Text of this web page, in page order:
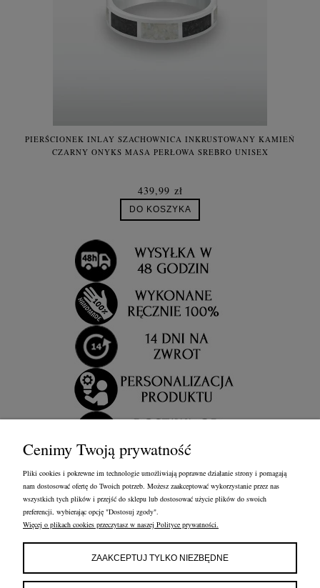
PIERŚCIONEK INLAY SZACHOWNICA INKRUSTOWANY KAMIEŃ
CZARNY ONYKS MASA PERŁOWA SREBRO UNISEX
439,99 zł
DO KOSZYKA
OBSŁUGA KLIENTA FRANCOW JEWELRY
FRANCOW JEWELRY
Cenimy Twoją prywatność
Pliki cookies i pokrewne im technologie umożliwiają poprawne działanie strony i pomagają
nam dostosować ofertę do Twoich potrzeb. Możesz zaakceptować wykorzystanie przez nas
wszystkich tych plików i przejść do sklepu lub dostosować użycie plików do swoich
preferencji, wybierając opcję "Dostosuj zgody".
Więcej o plikach cookies przeczytasz w naszej Polityce prywatności.
ZAAKCEPTUJ TYLKO NIEZBĘDNE